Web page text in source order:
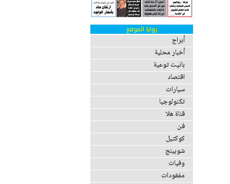
زوايا الموقع
أبراج
أخبار محلية
بانيت توعية
اقتصاد
سيارات
تكنولوجيا
قناة هلا
فن
كوكتيل
شوبينج
وفيات
مفقودات